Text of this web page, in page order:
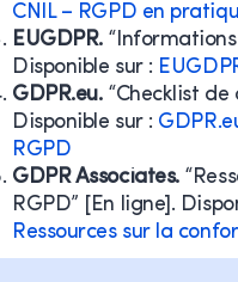
CNIL – RGPD en
EUGDPR.“Informations
Disponible sur :
GDPR.eu.“Checklist de
Disponible sur :
RGPD
GDPR Associates.
RGPD” [En ligne].
Ressources sur la